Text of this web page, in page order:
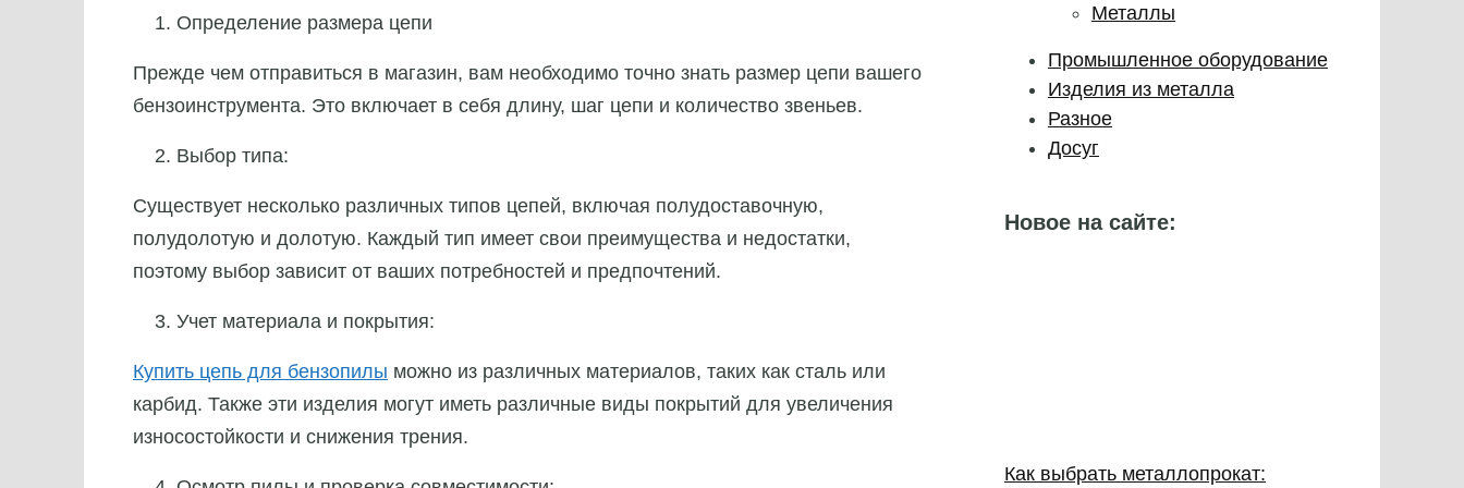
Определение размера цепи
Прежде чем отправиться в магазин, вам необходимо точно знать размер цепи вашего
бензоинструмента. Это включает в себя длину, шаг цепи и количество звеньев.
Выбор типа:
Существует несколько различных типов цепей, включая полудоставочную,
полудолотую и долотую. Каждый тип имеет свои преимущества и недостатки,
поэтому выбор зависит от ваших потребностей и предпочтений.
Учет материала и покрытия:
Купить цепь для бензопилы можно из различных материалов, таких как сталь или
карбид. Также эти изделия могут иметь различные виды покрытий для увеличения
износостойкости и снижения трения.
Металлы
Промышленное оборудование
Изделия из металла
Разное
Досуг
Новое на сайте:
Как выбрать металлопрокат: